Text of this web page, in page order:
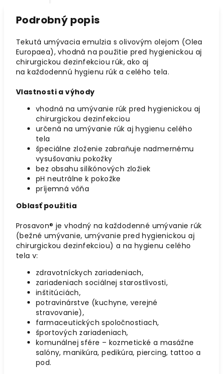
Podrobný popis
Tekutá umývacia emulzia s olivovým olejom (Olea
Europaea), vhodná na použitie pred hygienickou aj
chirurgickou dezinfekciou rúk, ako aj
na každodennú hygienu rúk a celého tela.
Vlastnosti a výhody
vhodná na umývanie rúk pred hygienickou aj
chirurgickou dezinfekciou
určená na umývanie rúk aj hygienu celého
tela
špeciálne zloženie zabraňuje nadmernému
vysušovaniu pokožky
bez obsahu silikónových zložiek
pH neutrálne k pokožke
príjemná vôňa
Oblasť použitia
Prosavon® je vhodný na každodenné umývanie rúk
(bežné umývanie, umývanie pred hygienickou aj
chirurgickou dezinfekciou) a na hygienu celého
tela v:
zdravotníckych zariadeniach,
zariadeniach sociálnej starostlivosti,
inštitúciách,
potravinárstve (kuchyne, verejné
stravovanie),
farmaceutických spoločnostiach,
športových zariadeniach,
komunálnej sfére – kozmetické a masážne
salóny, manikúra, pedikúra, piercing, tattoo a
pod.